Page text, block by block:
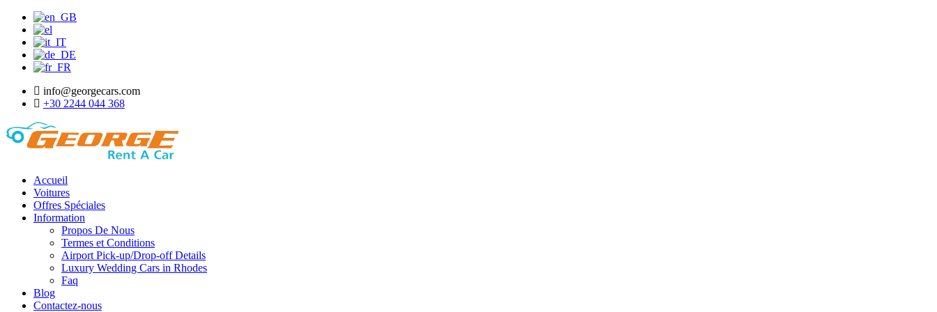
info@georgecars.com
+30 2244 044 368
Accueil
Voitures
Offres Spéciales
Information
Propos De Nous
Termes et Conditions
Airport Pick-up/Drop-off Details
Luxury Wedding Cars in Rhodes
Faq
Blog
Contactez-nous